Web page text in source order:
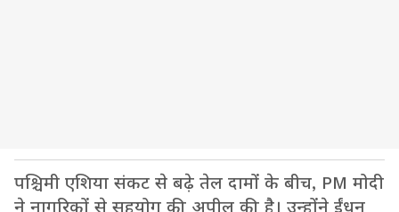
पश्चिमी एशिया संकट से बढ़े तेल दामों के बीच, PM मोदी
ने नागरिकों से सहयोग की अपील की है। उन्होंने ईंधन